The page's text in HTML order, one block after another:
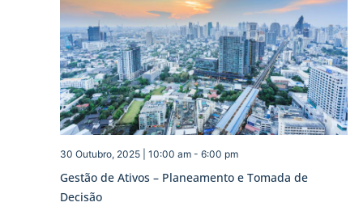
Gestão de Ativos – Planeamento e Tomada de
Decisão
30 Outubro, 2025 | 10:00 am- 6:00 pm